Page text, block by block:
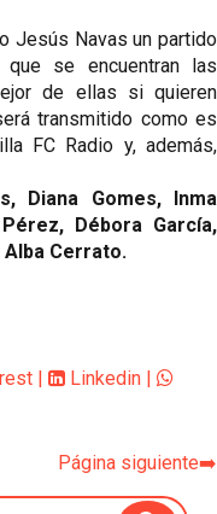
Jesús Navas un partido
se encuentran las
de ellas si quieren
transmitido como es
FC Radio y, además,
Diana Gomes, Inma
Débora García,
Alba Cerrato.
Linkedin
Página siguiente➡️